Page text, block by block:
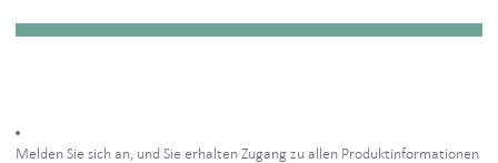
Melden Sie sich an, und Sie erhalten Zugang zu allen Produktinformationen